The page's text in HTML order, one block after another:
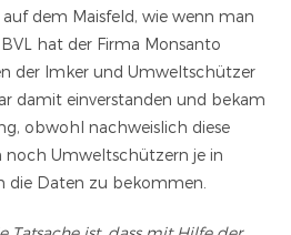
dem Maisfeld, wie wenn man
hat der Firma Monsanto
der Imker und Umweltschützer
damit einverstanden und bekam
obwohl nachweislich diese
noch Umweltschützern je in
die Daten zu bekommen.